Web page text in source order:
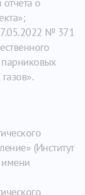
о
№ 371
(Институт
имени